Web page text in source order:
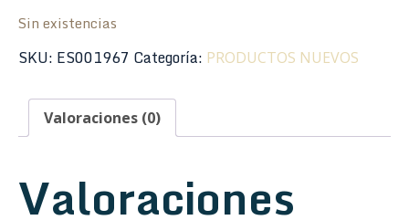
Sin existencias
SKU: ES001967 Categoría: PRODUCTOS NUEVOS
Valoraciones (0)
Valoraciones